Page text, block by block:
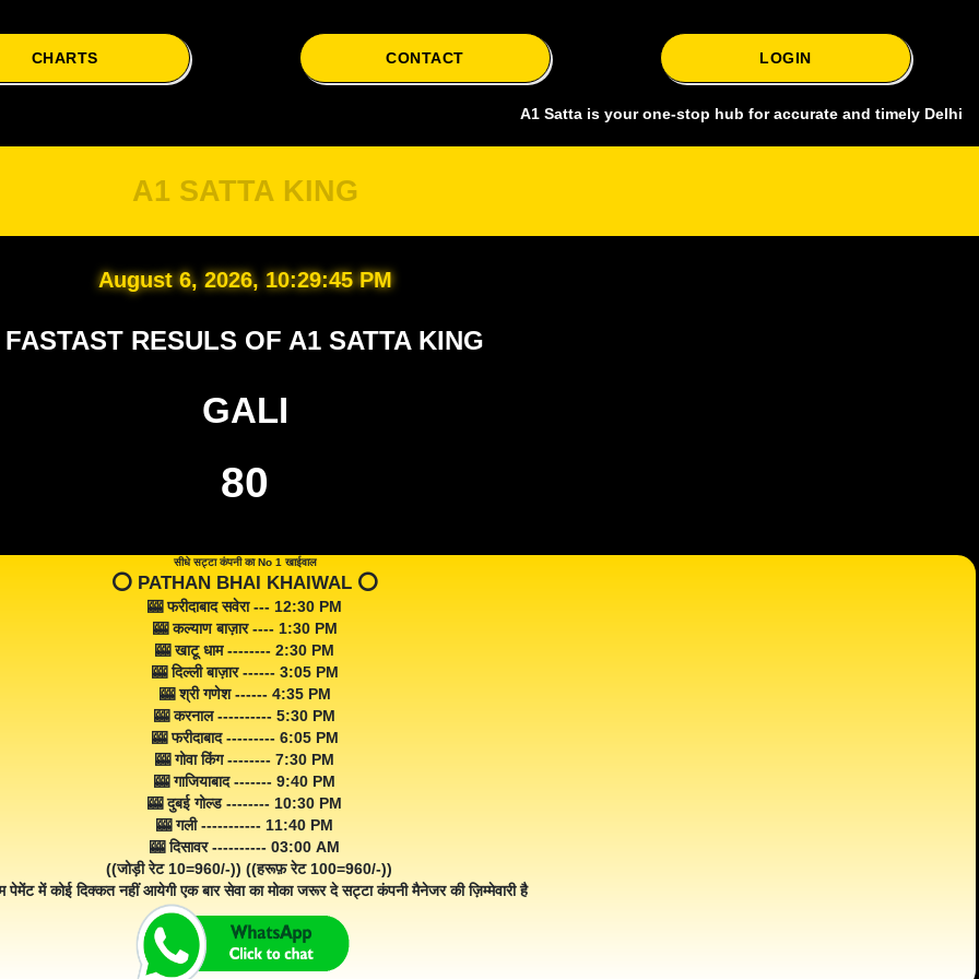
CHARTS CONTACT LOGIN
A1 Satta is your one-stop hub for accurate and timely Delhi bazar
A1 SATTA KING
August 6, 2026, 10:29:46 PM
FASTAST RESULS OF A1 SATTA KING
GALI
80
सीधे सट्टा कंपनी का No 1 खाईवाल
⭕️ PATHAN BHAI KHAIWAL ⭕️
🎰 फरीदाबाद सवेरा --- 12:30 PM
🎰 कल्याण बाज़ार ---- 1:30 PM
🎰 खाटू धाम -------- 2:30 PM
🎰 दिल्ली बाज़ार ------ 3:05 PM
🎰 श्री गणेश ------ 4:35 PM
🎰 करनाल ---------- 5:30 PM
🎰 फरीदाबाद --------- 6:05 PM
🎰 गोवा किंग -------- 7:30 PM
🎰 गाजियाबाद ------- 9:40 PM
🎰 दुबई गोल्ड -------- 10:30 PM
🎰 गली ----------- 11:40 PM
🎰 दिसावर ---------- 03:00 AM
((जोड़ी रेट 10=960/-)) ((हरूफ़ रेट 100=960/-))
पेमेंट में कोई दिक्कत नहीं आयेगी एक बार सेवा का मोका जरूर दे सट्टा कंपनी मैनेजर की ज़िम्मेवारी है